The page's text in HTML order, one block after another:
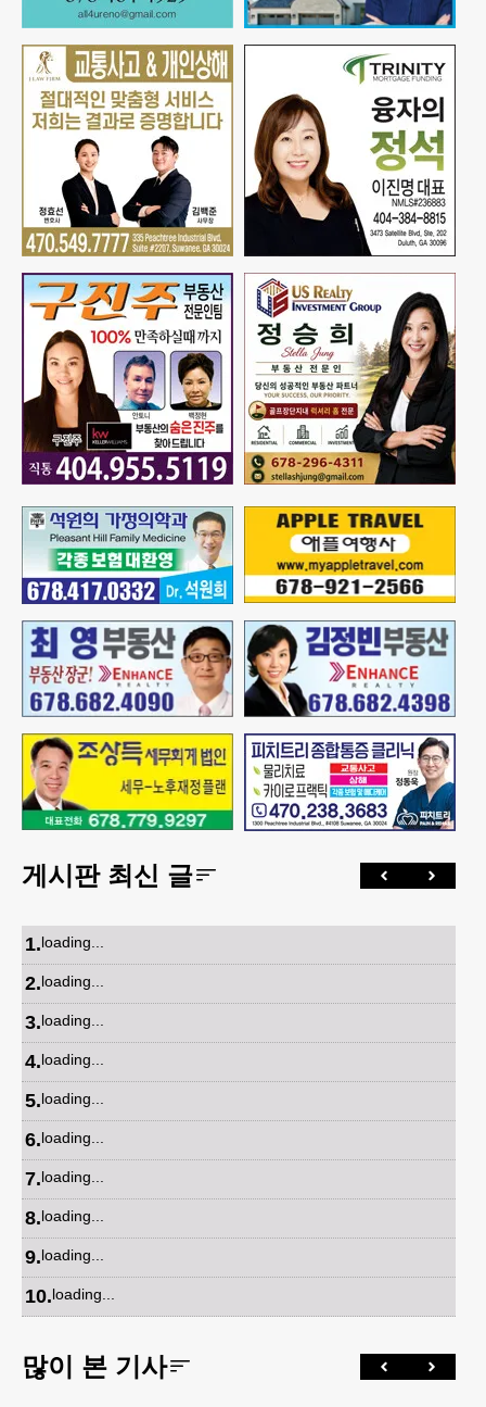
게시판 최신 글
1.loading...
2.loading...
3.loading...
4.loading...
5.loading...
6.loading...
7.loading...
8.loading...
9.loading...
10.loading...
많이 본 기사